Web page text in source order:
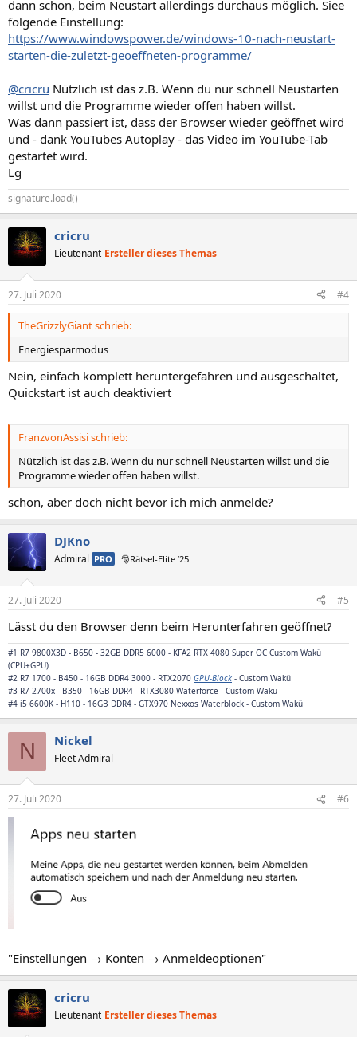
dann schon, beim Neustart allerdings durchaus möglich. Siee
folgende Einstellung:
https://www.windowspower.de/windows-10-nach-neustart-
starten-die-zuletzt-geoeffneten-programme/
@cricru Nützlich ist das z.B. Wenn du nur schnell Neustarten
willst und die Programme wieder offen haben willst.
Was dann passiert ist, dass der Browser wieder geöffnet wird
und - dank YouTubes Autoplay - das Video im YouTube-Tab
gestartet wird.
Lg
signature.load()
cricru
Lieutenant Ersteller dieses Themas
27. Juli 2020 #4
TheGrizzlyGiant schrieb:
Energiesparmodus
Nein, einfach komplett heruntergefahren und ausgeschaltet,
Quickstart ist auch deaktiviert
FranzvonAssisi schrieb:
Nützlich ist das z.B. Wenn du nur schnell Neustarten willst und die
Programme wieder offen haben willst.
schon, aber doch nicht bevor ich mich anmelde?
DJKno
Admiral PRO 🎅Rätsel-Elite ’25
27. Juli 2020 #5
Lässt du den Browser denn beim Herunterfahren geöffnet?
#1 R7 9800X3D - B650 - 32GB DDR5 6000 - KFA2 RTX 4080 Super OC Custom Wakü
(CPU+GPU)
#2 R7 1700 - B450 - 16GB DDR4 3000 - RTX2070 GPU-Block - Custom Wakü
#3 R7 2700x - B350 - 16GB DDR4 - RTX3080 Waterforce - Custom Wakü
#4 i5 6600K - H110 - 16GB DDR4 - GTX970 Nexxos Waterblock - Custom Wakü
N Nickel
Fleet Admiral
27. Juli 2020 #6
"Einstellungen → Konten → Anmeldeoptionen"
cricru
Lieutenant Ersteller dieses Themas